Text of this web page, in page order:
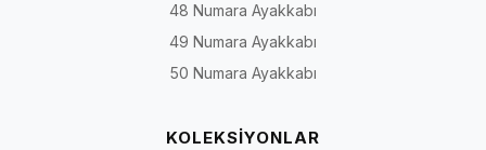
48 Numara Ayakkabı
49 Numara Ayakkabı
50 Numara Ayakkabı
KOLEKSİYONLAR